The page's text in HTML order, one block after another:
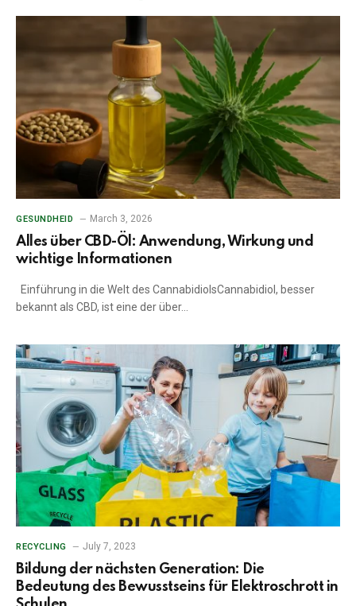
GESUNDHEID March 3, 2026
Alles über CBD-Öl: Anwendung, Wirkung und
wichtige Informationen
Einführung in die Welt des CannabidiolsCannabidiol, besser
bekannt als CBD, ist eine der über…
RECYCLING July 7, 2023
Bildung der nächsten Generation: Die
Bedeutung des Bewusstseins für Elektroschrott in